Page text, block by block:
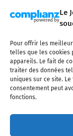
Le
Pour offrir les
telles que les cookies
appareils. Le fait de
traiter des données
uniques sur ce site.
consentement peut
fonctions.
Qui sommes-
Mentions légales
l'industrie